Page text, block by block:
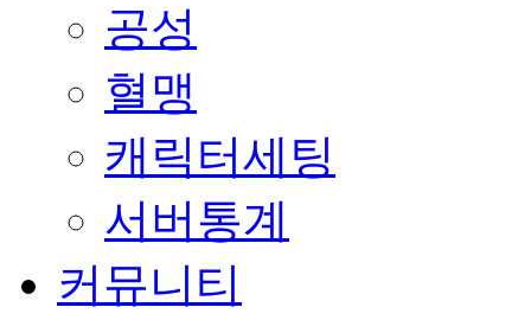
공성
혈맹
캐릭터세팅
서버통계
커뮤니티